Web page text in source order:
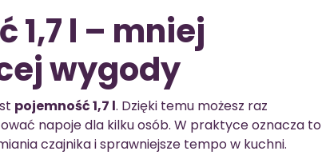
1,7 l – mniej
wygody
pojemność 1,7 l. Dzięki temu możesz raz
napoje dla kilku osób. W praktyce oznacza to
czajnika i sprawniejsze tempo w kuchni.